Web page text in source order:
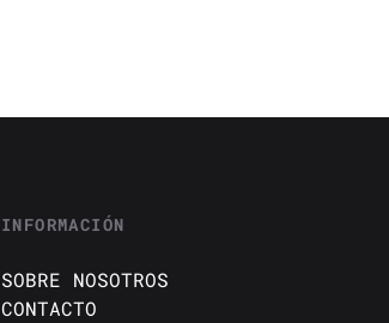
INFORMACIÓN
SOBRE NOSOTROS
CONTACTO